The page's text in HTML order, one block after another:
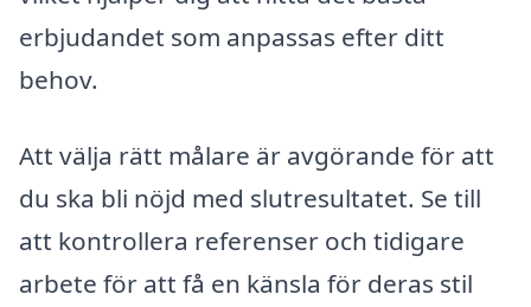
erbjudandet som anpassas efter ditt
behov.
Att välja rätt målare är avgörande för att
du ska bli nöjd med slutresultatet. Se till
att kontrollera referenser och tidigare
arbete för att få en känsla för deras stil